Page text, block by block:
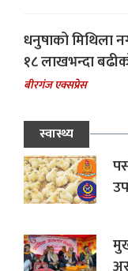
धनुषाको मिथिला
१८ लाखभन्दा
बीरगंज एक्सप्रेस
स्वास्थ्य